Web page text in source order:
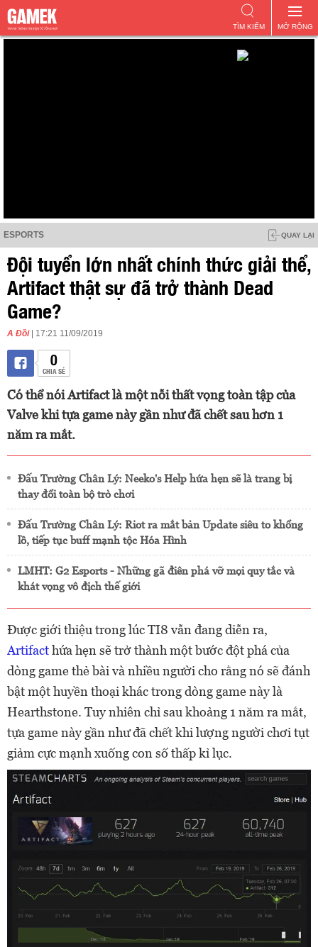
MỞ RỘNG
TÌM KIẾM
ESPORTS QUAY LẠI
Đội tuyển lớn nhất chính thức giải thể,
Artifact thật sự đã trở thành Dead
Game?
A Đồi | 17:21 11/09/2019
0
CHIA SẺ
Có thể nói Artifact là một nỗi thất vọng toàn tập của
Valve khi tựa game này gần như đã chết sau hơn 1
năm ra mắt.
Đấu Trường Chân Lý: Neeko's Help hứa hẹn sẽ là trang bị
thay đổi toàn bộ trò chơi
Đấu Trường Chân Lý: Riot ra mắt bản Update siêu to khổng
lồ, tiếp tục buff mạnh tộc Hóa Hình
LMHT: G2 Esports - Những gã điên phá vỡ mọi quy tắc và
khát vọng vô địch thế giới
Được giới thiệu trong lúc TI8 vẫn đang diễn ra,
Artifacthứa hẹn sẽ trở thành một bước đột phá của
dòng game thẻ bài và nhiều người cho rằng nó sẽ đánh
bật một huyền thoại khác trong dòng game này là
Hearthstone. Tuy nhiên chỉ sau khoảng 1 năm ra mắt,
tựa game này gần như đã chết khi lượng người chơi tụt
giảm cực mạnh xuống con số thấp kỉ lục.